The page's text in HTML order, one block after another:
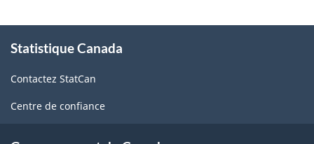
propos
ce
site
Statistique Canada
Contactez StatCan
Centre de confiance